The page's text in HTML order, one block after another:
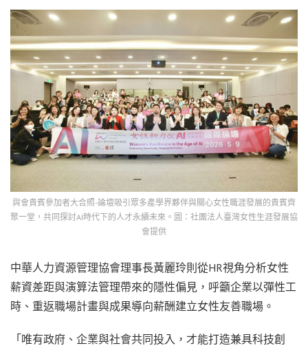
與會貴賓參加者大合照-論壇吸引眾多產學界夥伴與關心女性職涯發展的貴賓齊
聚一堂，共同探討AI時代下的人才永續未來。圖：社團法人臺灣女性生涯發展協
會提供
中華人力資源管理協會理事長黃麗玲則從HR視角分析女性
薪資差距與演算法管理帶來的隱性偏見，呼籲企業以彈性工
時、重返職場計畫與成果導向薪酬建立女性友善職場。
「唯有政府、企業與社會共同投入，才能打造兼具科技創